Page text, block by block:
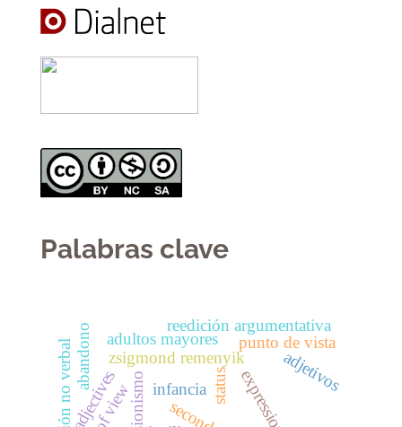
Palabras clave
zsigmond remenyik
punto de vista
reedición argumentativa
adultos mayores
status adjetivos
adjectives
abandono infancia